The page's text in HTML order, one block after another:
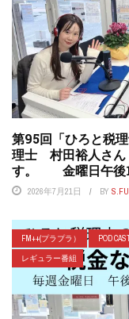
第95回「ひろと
理士 村田裕人さん
す。 金曜日午後1
2026年7月21日 BY
FM++(プラプラ） POD
レギュラー番組